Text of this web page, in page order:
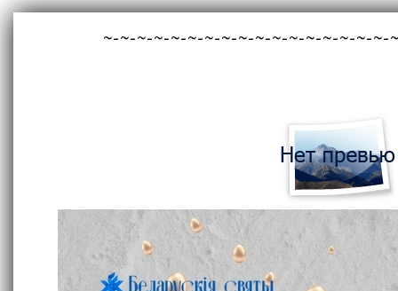
~-~-~-~-~-~-~-~-~-~-~-~-~-~-~-~-